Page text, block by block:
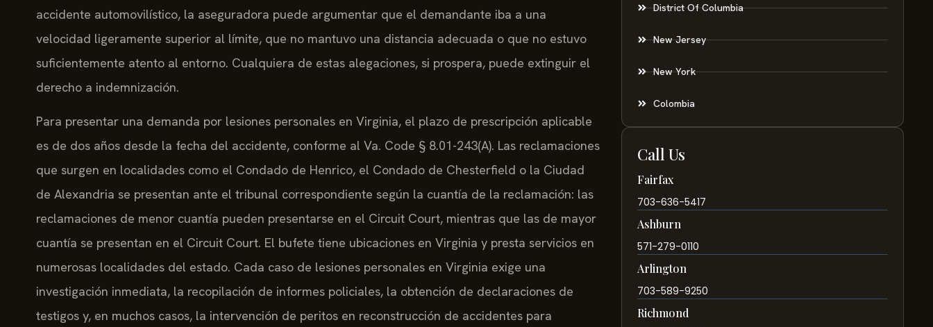
accidente automovilístico, la aseguradora puede argumentar que el demandante iba a una
velocidad ligeramente superior al límite, que no mantuvo una distancia adecuada o que no estuvo
suficientemente atento al entorno. Cualquiera de estas alegaciones, si prospera, puede extinguir el
derecho a indemnización.
Para presentar una demanda por lesiones personales en Virginia, el plazo de prescripción aplicable
es de dos años desde la fecha del accidente, conforme al Va. Code § 8.01-243(A). Las reclamaciones
que surgen en localidades como el Condado de Henrico, el Condado de Chesterfield o la Ciudad
de Alexandria se presentan ante el tribunal correspondiente según la cuantía de la reclamación: las
reclamaciones de menor cuantía pueden presentarse en el Circuit Court, mientras que las de mayor
cuantía se presentan en el Circuit Court. El bufete tiene ubicaciones en Virginia y presta servicios en
numerosas localidades del estado. Cada caso de lesiones personales en Virginia exige una
investigación inmediata, la recopilación de informes policiales, la obtención de declaraciones de
testigos y, en muchos casos, la intervención de peritos en reconstrucción de accidentes para
District Of Columbia
New Jersey
New York
Colombia
Call Us
Fairfax
703-636-5417
Ashburn
571-279-0110
Arlington
703-589-9250
Richmond